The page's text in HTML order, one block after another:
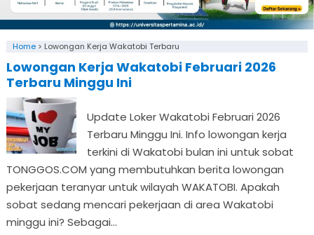
Home> Lowongan Kerja Wakatobi Terbaru
Lowongan Kerja Wakatobi Februari 2026
Terbaru Minggu Ini
Update Loker Wakatobi Februari 2026
Terbaru Minggu Ini. Info lowongan kerja
terkini di Wakatobi bulan ini untuk sobat
TONGGOS.COM yang membutuhkan berita lowongan
pekerjaan teranyar untuk wilayah WAKATOBI. Apakah
sobat sedang mencari pekerjaan di area Wakatobi
minggu ini? Sebagai...